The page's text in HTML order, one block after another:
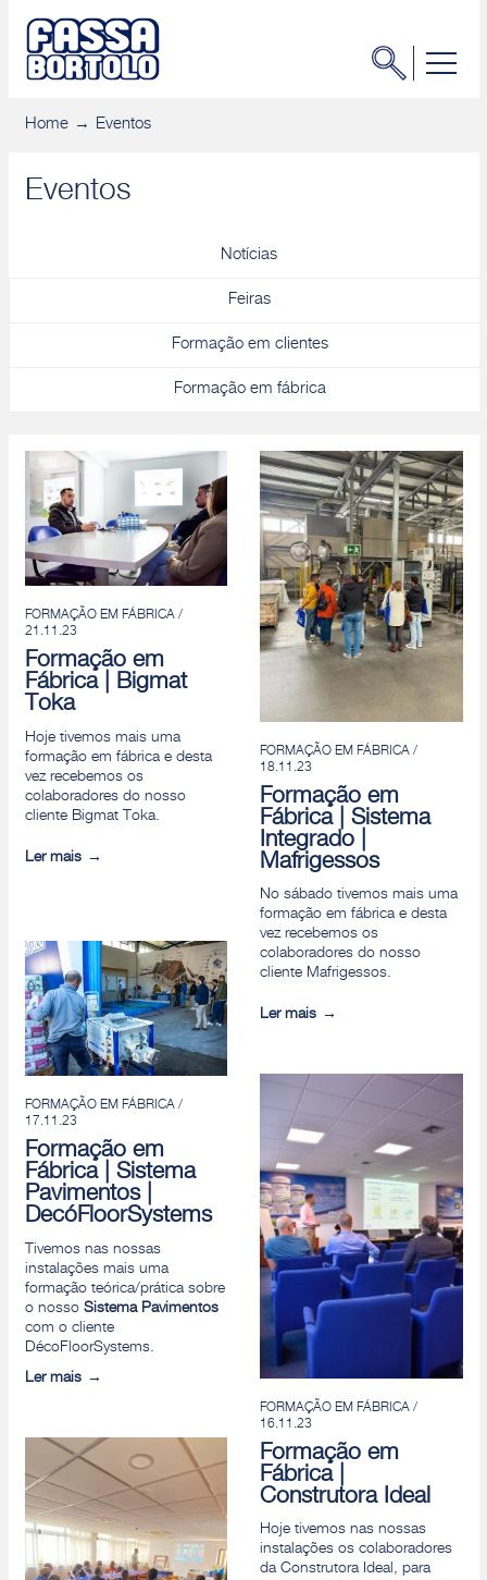
Home Eventos
Eventos
Notícias
Feiras
Formação em clientes
Formação em fábrica
FORMAÇÃO EM FÁBRICA /
21.11.23
Formação em
Fábrica | Bigmat
Toka
Hoje tivemos mais uma
formação em fábrica e desta
vez recebemos os
colaboradores do nosso
cliente Bigmat Toka.
Ler mais
FORMAÇÃO EM FÁBRICA /
18.11.23
Formação em
Fábrica | Sistema
Integrado |
Mafrigessos
No sábado tivemos mais uma
formação em fábrica e desta
vez recebemos os
colaboradores do nosso
cliente Mafrigessos.
Ler mais
FORMAÇÃO EM FÁBRICA /
17.11.23
Formação em
Fábrica | Sistema
Pavimentos |
DecóFloorSystems
Tivemos nas nossas
instalações mais uma
formação teórica/prática sobre
o nosso Sistema Pavimentos
com o cliente
DécoFloorSystems.
Ler mais
FORMAÇÃO EM FÁBRICA /
16.11.23
Formação em
Fábrica |
Construtora Ideal
Hoje tivemos nas nossas
instalações os colaboradores
da Construtora Ideal, para